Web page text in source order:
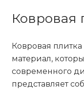
Ковровая
Ковровая
материал,
современного
представляет